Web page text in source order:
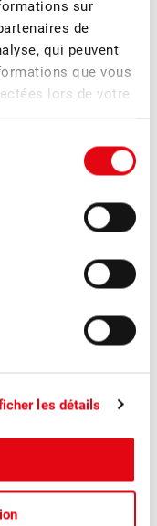
sur
de
qui peuvent
que vous
lors de votre
les détails
Publications
», nous